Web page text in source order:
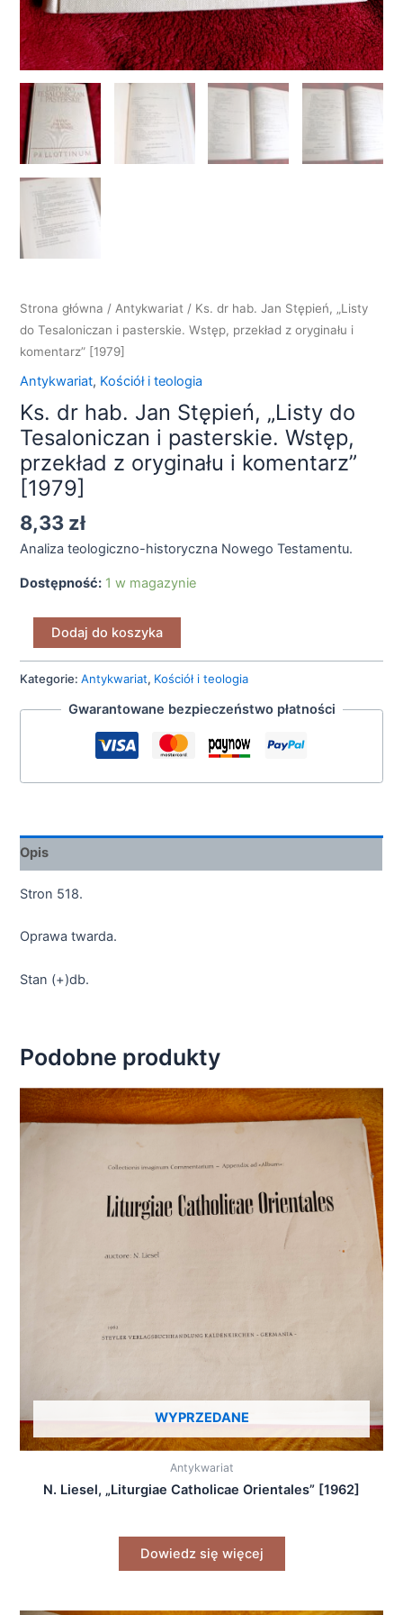
Strona główna /Antykwariat / Ks. dr hab. Jan Stępień, „Listy
do Tesaloniczan i pasterskie. Wstęp, przekład z oryginału i
komentarz” [1979]
Antykwariat, Kościół i teologia
Ks. dr hab. Jan Stępień, „Listy do
Tesaloniczan i pasterskie. Wstęp,
przekład z oryginału i komentarz”
[1979]
8,33 zł
Analiza teologiczno-historyczna Nowego Testamentu.
Dostępność: 1 w magazynie
Dodaj do koszyka
Kategorie:Antykwariat, Kościół i teologia
Gwarantowane bezpieczeństwo płatności
Opis
Stron 518.
Oprawa twarda.
Stan (+)db.
Podobne produkty
WYPRZEDANE
Antykwariat
N. Liesel, „Liturgiae Catholicae Orientales” [1962]
Dowiedz się więcej